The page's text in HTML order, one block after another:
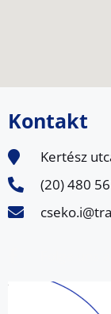
Kontakt
Kertész
(20) 480